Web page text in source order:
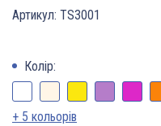
Артикул: TS3001
Колір:
+ 5 кольорів